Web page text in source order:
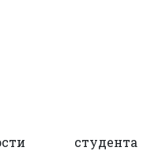
студента